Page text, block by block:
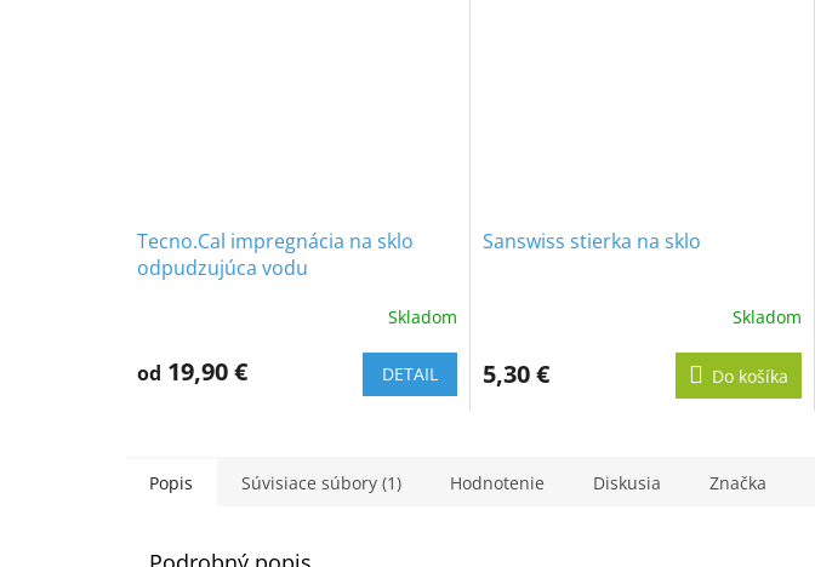
Tecno.Cal impregnácia na sklo
odpudzujúca vodu
Skladom
od 19,90 € DETAIL
Sanswiss stierka na sklo
Skladom
5,30 € Do košíka
Popis Súvisiace súbory (1) Hodnotenie Diskusia Značka